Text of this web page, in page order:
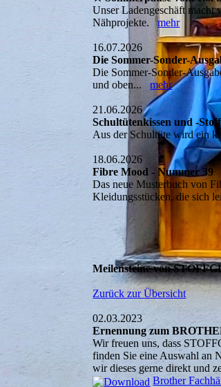
Unser Ladengeschäft macht
Nähprojekte.mehr
16.07.2026
Die Sommer-Sonder-
Die Sommer-Sonder-
und oben...mehr
21.06.2026
Schultütenkissen und -
Aus der Schultüte wird ein
18.06.2026
Fibre Mood - Nummer 39
Das neue Musterbuch von
Kleidungsstücken, die sich
Meilensteine von
Zurück zur Übersicht
02.03.2023
Ernennung zum
Wir freuen uns, dass
finden Sie eine Auswahl an
wir dieses gerne direkt und
Brother